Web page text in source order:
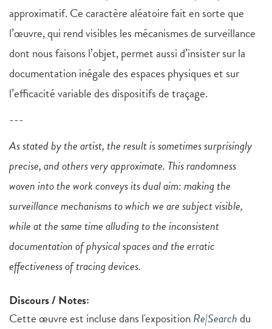
approximatif. Ce caractère aléatoire fait en sorte que
l’œuvre, qui rend visibles les mécanismes de surveillance
dont nous faisons l’objet, permet aussi d’insister sur la
documentation inégale des espaces physiques et sur
l’efficacité variable des dispositifs de traçage.
---
As stated by the artist, the result is sometimes surprisingly
precise, and others very approximate. This randomness
woven into the work conveys its dual aim: making the
surveillance mechanisms to which we are subject visible,
while at the same time alluding to the inconsistent
documentation of physical spaces and the erratic
effectiveness of tracing devices.
Discours / Notes:
Cette œuvre est incluse dans l'expositionRe|Searchdu